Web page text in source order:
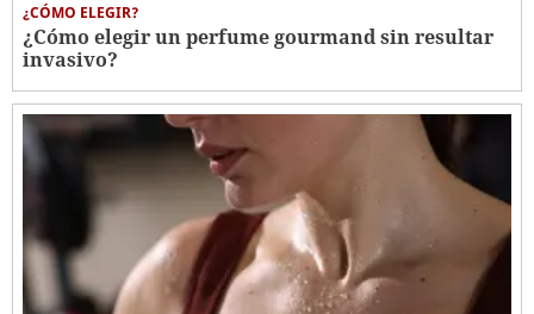
¿CÓMO ELEGIR?
¿Cómo elegir un perfume gourmand sin resultar
invasivo?